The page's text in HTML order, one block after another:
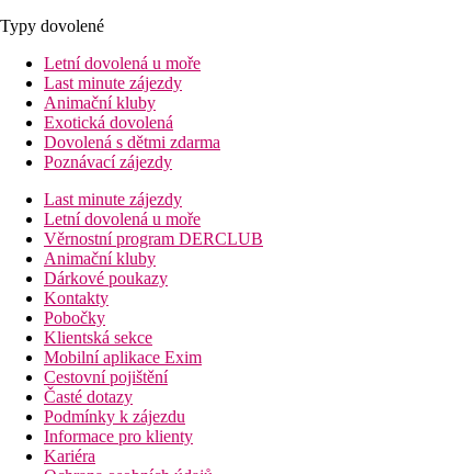
Typy dovolené
Letní dovolená u moře
Last minute zájezdy
Animační kluby
Exotická dovolená
Dovolená s dětmi zdarma
Poznávací zájezdy
Last minute zájezdy
Letní dovolená u moře
Věrnostní program DERCLUB
Animační kluby
Dárkové poukazy
Kontakty
Pobočky
Klientská sekce
Mobilní aplikace Exim
Cestovní pojištění
Časté dotazy
Podmínky k zájezdu
Informace pro klienty
Kariéra